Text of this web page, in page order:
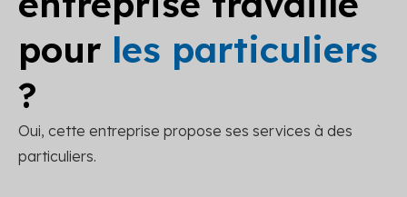
pour les particuliers
?
Oui, cette entreprise propose ses services à des
particuliers.